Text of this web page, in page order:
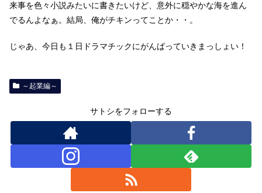
来事を色々小説みたいに書きたいけど、意外に穏やかな海を進ん
でるんよなぁ。結局、俺がチキンってことか・・。
じゃあ、今日も１日ドラマチックにがんばっていきまっしょい！
～起業編～
サトシをフォローする